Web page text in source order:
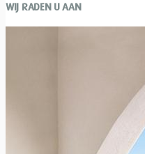
WIJ RADEN U AAN